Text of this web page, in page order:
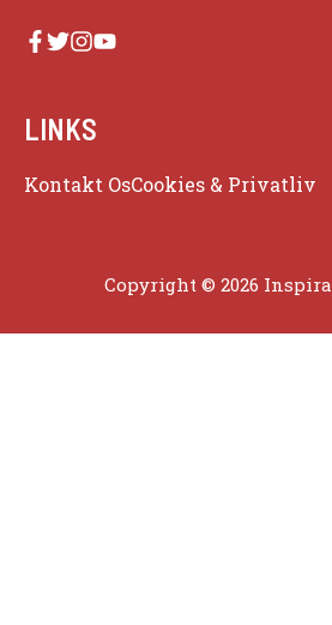
LINKS
Kontakt OsCookies & Privatliv
Copyright © 2026